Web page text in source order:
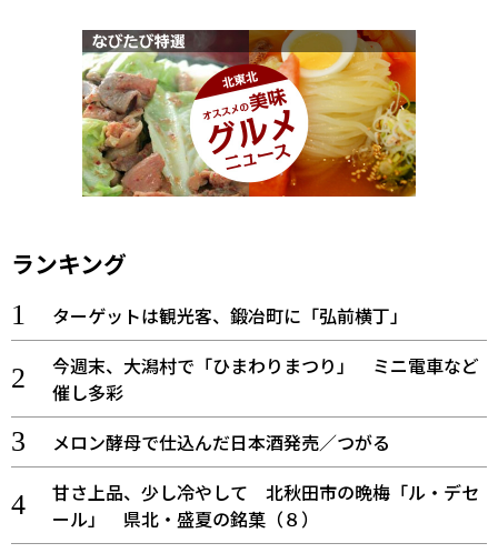
ランキング
ターゲットは観光客、鍛冶町に「弘前横丁」
今週末、大潟村で「ひまわりまつり」 ミニ電車など
催し多彩
メロン酵母で仕込んだ日本酒発売／つがる
甘さ上品、少し冷やして 北秋田市の晩梅「ル・デセ
ール」 県北・盛夏の銘菓（８）